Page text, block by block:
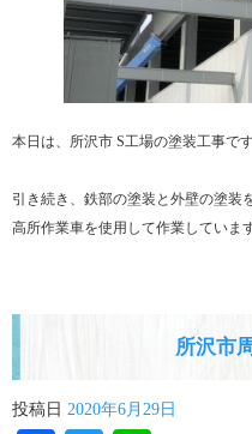
本日は、所沢市 S工場の塗装工事です
引き続き、鉄部の塗装と外壁の塗装
高所作業車を使用して作業していま
所沢市
投稿日 2020年6月29日